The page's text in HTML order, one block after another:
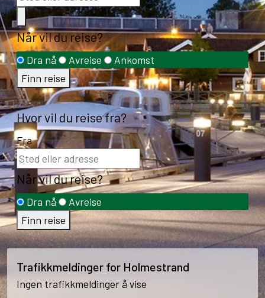
Når vil du reise?
Dra nå Avreise
Ankomst
Finn reise
Hvor vil du reise fra?
Fra
Når vil du reise?
Dra nå
Avreise
Finn reise
Trafikkmeldinger for Holmestrand
Ingen trafikkmeldinger å vise